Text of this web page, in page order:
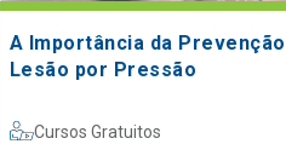
A Importância da
Lesão por Pressão
Cursos Gratuitos